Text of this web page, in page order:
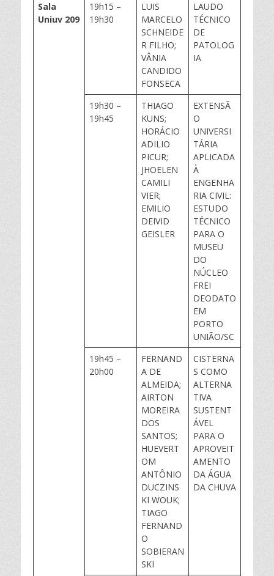
Sala
Uniuv 209
19h15 –
19h30
LUIS
MARCELO
SCHNEIDE
R FILHO;
VÂNIA
CANDIDO
FONSECA
LAUDO
TÉCNICO
DE
PATOLOG
IA
19h30 –
19h45
THIAGO
KUNS;
HORÁCIO
ADILIO
PICUR;
JHOELEN
CAMILI
VIER;
EMILIO
DEIVID
GEISLER
EXTENSÃ
O
UNIVERSI
TÁRIA
APLICADA
À
ENGENHA
RIA CIVIL:
ESTUDO
TÉCNICO
PARA O
MUSEU
DO
NÚCLEO
FREI
DEODATO
EM
PORTO
UNIÃO/SC
19h45 –
20h00
FERNAND
A DE
ALMEIDA;
AIRTON
MOREIRA
DOS
SANTOS;
HUEVERT
OM
ANTÔNIO
DUCZINS
KI WOUK;
TIAGO
FERNAND
O
SOBIERAN
SKI
CISTERNA
S COMO
ALTERNA
TIVA
SUSTENT
ÁVEL
PARA O
APROVEIT
AMENTO
DA ÁGUA
DA CHUVA